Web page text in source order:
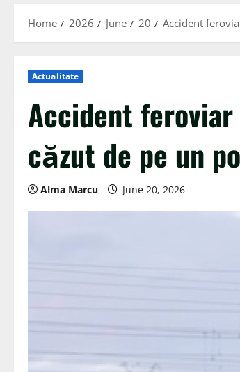
Home 2026 June 20 Accident
Actualitate
Accident
căzut de pe un
Alma Marcu June 20, 2026